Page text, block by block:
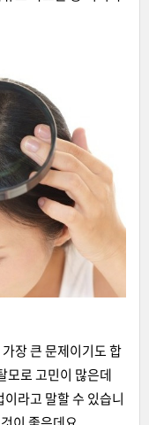
장 큰 문제이기도 합
모로 고민이 많은데
라고 말할 수 있습니